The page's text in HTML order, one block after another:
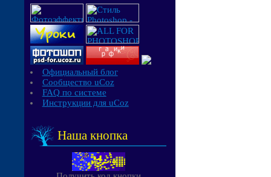
Официальный блог
Сообщество uCoz
FAQ по системе
Инструкции для uCoz
Наша кнопка